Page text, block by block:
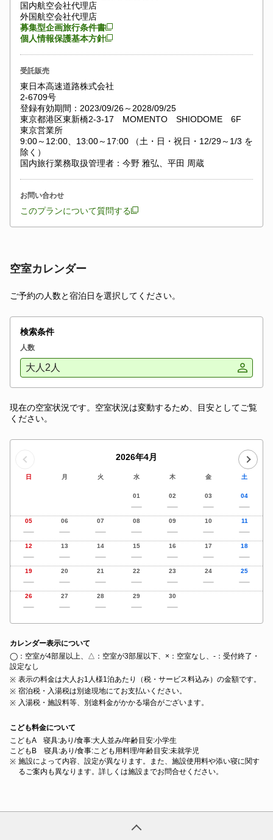
国内航空会社代理店
外国航空会社代理店
募集型企画旅行条件書
個人情報保護基本方針
受託販売
東日本高速道路株式会社
2-6709号
登録有効期間：2023/09/26～2028/09/25
東京都港区東新橋2-3-17 MOMENTO SHIODOME 6F
東京営業所
9:00～12:00、13:00～17:00 （土・日・祝日・12/29～1/3 を
除く）
国内旅行業務取扱管理者：今野 雅弘、平田 周蔵
お問い合わせ
このプランについて質問する
空室カレンダー
ご予約の人数と宿泊日を選択してください。
検索条件
人数
大人2人
現在の空室状況です。空室状況は変動するため、目安としてご覧
ください。
2026年4月
日 月 火 水 木 金 土
01 02 03 04
05 06 07 08 09 10 11
12 13 14 15 16 17 18
19 20 21 22 23 24 25
26 27 28 29 30
カレンダー表示について
◯：空室が4部屋以上、△：空室が3部屋以下、×：空室なし、‐：受付終了・
設定なし
表示の料金は大人お1人様1泊あたり（税・サービス料込み）の金額です。
宿泊税・入湯税は別途現地にてお支払いください。
入湯税・施設料等、別途料金がかかる場合がございます。
こども料金について
こどもA 寝具:あり/食事:大人並み/年齢目安:小学生
こどもB 寝具:あり/食事:こども用料理/年齢目安:未就学児
施設によって内容、設定が異なります。また、施設使用料や添い寝に関す
るご案内も異なります。詳しくは施設までお問合せください。